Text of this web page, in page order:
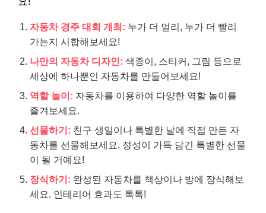
자동차 경주 대회 개최: 누가 더 멀리, 누가 더 빨리
가는지 시합해보세요!
나만의 자동차 디자인: 색종이, 스티커, 그림 등으로
세상에 하나뿐인 자동차를 만들어보세요!
역할 놀이: 자동차를 이용하여 다양한 역할 놀이를
즐겨보세요.
선물하기: 친구 생일이나 특별한 날에 직접 만든 자
동차를 선물해보세요. 정성이 가득 담긴 특별한 선물
이 될 거예요!
장식하기: 완성된 자동차를 책상이나 방에 장식해보
세요. 인테리어 효과도 톡톡!